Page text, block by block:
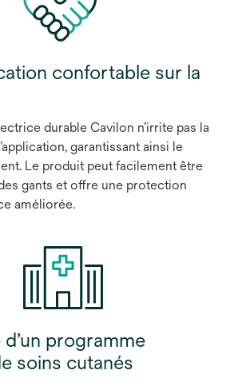
confortable sur la
durable Cavilon n’irrite pas la
garantissant ainsi le
Le produit peut facilement être
gants et offre une protection
améliorée.
programme
soins cutanés